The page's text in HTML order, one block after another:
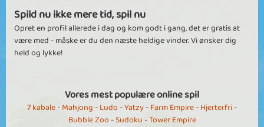
Spild nu ikke mere tid, spil nu
Opret en profil allerede i dag og kom godt i gang, det er gratis at
være med - måske er du den næste heldige vinder. Vi ønsker dig
held og lykke!
Vores mest populære online spil
7 kabale-Mahjong-Ludo-Yatzy-Farm Empire-Hjerterfri-
Bubble Zoo-Sudoku-Tower Empire